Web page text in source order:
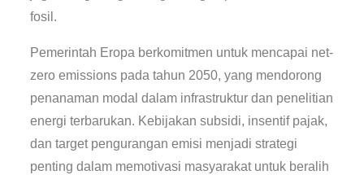
fosil.
Pemerintah Eropa berkomitmen untuk mencapai net-
zero emissions pada tahun 2050, yang mendorong
penanaman modal dalam infrastruktur dan penelitian
energi terbarukan. Kebijakan subsidi, insentif pajak,
dan target pengurangan emisi menjadi strategi
penting dalam memotivasi masyarakat untuk beralih